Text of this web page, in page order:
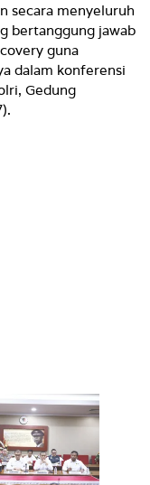
secara menyeluruh
bertanggung jawab
guna
dalam konferensi
Gedung